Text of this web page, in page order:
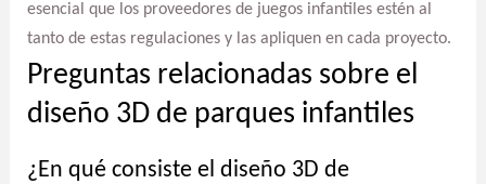
esencial que los proveedores de juegos infantiles estén al
tanto de estas regulaciones y las apliquen en cada proyecto.
Preguntas relacionadas sobre el
diseño 3D de parques infantiles
¿En qué consiste el diseño 3D de